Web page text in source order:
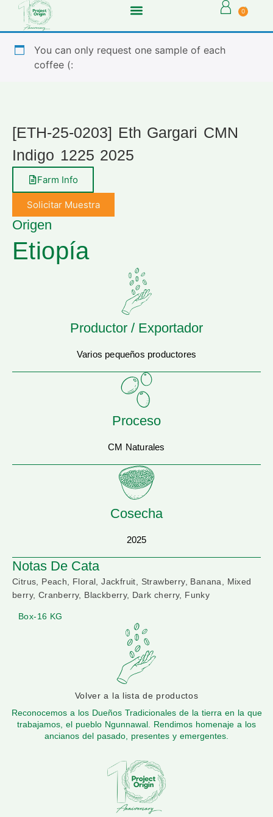
0
You can only request one sample of each
coffee (:
[ETH-25-0203] Eth Gargari CMN
Indigo 1225 2025
Farm Info
Solicitar Muestra
Origen
Etiopía
Productor / Exportador
Varios pequeños productores
Proceso
CM Naturales
Cosecha
2025
Notas De Cata
Citrus, Peach, Floral, Jackfruit, Strawberry, Banana, Mixed
berry, Cranberry, Blackberry, Dark cherry, Funky
Box-16 KG
Volver a la lista de productos
Reconocemos a los Dueños Tradicionales de la tierra en la que
trabajamos, el pueblo Ngunnawal. Rendimos homenaje a los
ancianos del pasado, presentes y emergentes.